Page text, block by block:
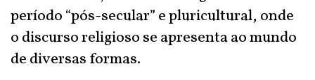
período “pós-secular” e pluricultural, onde
o discurso religioso se apresenta ao mundo
de diversas formas.